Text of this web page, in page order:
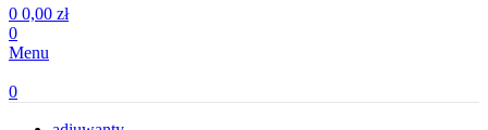
0 0,00 zł
0
Menu
0